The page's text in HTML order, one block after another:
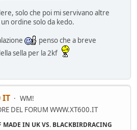
solo che poi mi servivano altre
ordine solo da kedo.
penso che a breve
sella per la 2kf
IT
WM!
DEL FORUM WWW.XT600.IT
MADE IN UK VS. BLACKBIRDRACING